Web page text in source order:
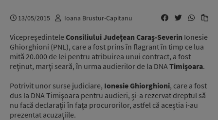
13/05/2015 Ioana Brustur-Capitanu
Vicepreşedintele Consiliului Judeţean Caraş-Severin Ionesie
Ghiorghioni (PNL), care a fost prins în flagrant în timp ce lua
mită 20.000 de lei pentru atribuirea unui contract, a fost
reţinut, marţi seară, în urma audierilor de la DNATimişoara.
Potrivit unor surse judiciare, Ionesie Ghiorghioni, care a fost
dus la DNA Timişoara pentru audieri, şi-a rezervat dreptul să
nu facă declaraţii în faţa procurorilor, astfel că aceştia i-au
prezentat acuzaţiile.